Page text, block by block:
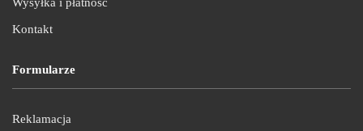
Kontakt
Formularze
Reklamacja